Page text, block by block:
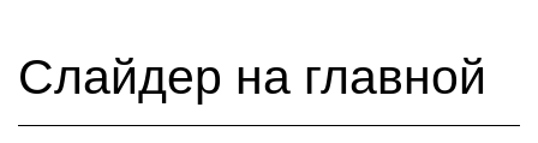
Слайдер на главной